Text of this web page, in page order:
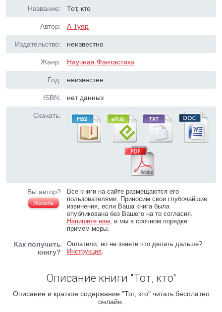
Название: Тот, кто
Автор: А Туяр
Издательство: неизвестно
Жанр: Научная Фантастика
Год: неизвестен
ISBN: нет данных
Скачать:
Вы автор?
Жалоба
Все книги на сайте размещаются его
пользователями. Приносим свои глубочайшие
извинения, если Ваша книга была
опубликована без Вашего на то согласия.
Напишите нам, и мы в срочном порядке
примем меры.
Как получить
книгу?
Оплатили, но не знаете что делать дальше?
Инструкция.
Описание книги "Тот, кто"
Описание и краткое содержание "Тот, кто" читать бесплатно
онлайн.